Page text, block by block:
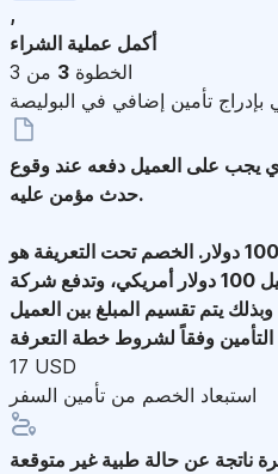
,
أكمل عملية الشراء
الخطوة 3 من 3
بإدراج تأمين إضافي في البوليصة
يجب على العميل دفعه عند وقوع
حدث مؤمن عليه.
مثال: رسوم المستشفى هي 1000 دولار. الخصم تحت التعريفة هو
100 دولار أمريكي، ويدفع العميل 100 دولار أمريكي، وتدفع شركة
أمريكي. وبذلك يتم تقسيم المبلغ بين العميل
17 USD
استبعاد الخصم من تأمين السفر
ناتجة عن حالة طبية غير متوقعة